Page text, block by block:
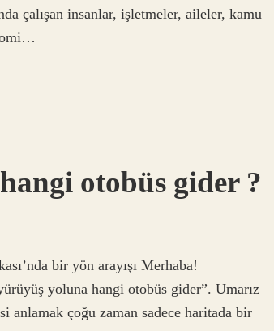
çalışan insanlar, işletmeler, aileler, kamu
otobüs gider ?
bir yön arayışı Merhaba!
yoluna hangi otobüs gider”. Umarız
anlamak çoğu zaman sadece haritada bir